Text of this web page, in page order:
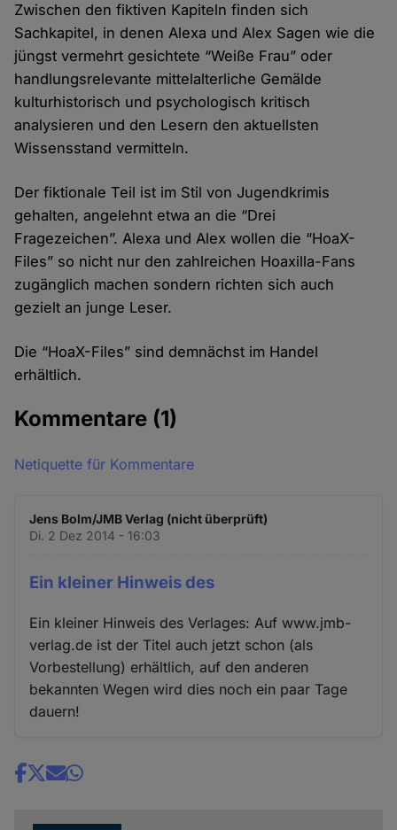
Zwischen den fiktiven Kapiteln finden sich
Sachkapitel, in denen Alexa und Alex Sagen wie die
jüngst vermehrt gesichtete “Weiße Frau” oder
handlungsrelevante mittelalterliche Gemälde
kulturhistorisch und psychologisch kritisch
analysieren und den Lesern den aktuellsten
Wissensstand vermitteln.
Der fiktionale Teil ist im Stil von Jugendkrimis
gehalten, angelehnt etwa an die “Drei
Fragezeichen”. Alexa und Alex wollen die “HoaX-
Files” so nicht nur den zahlreichen Hoaxilla-Fans
zugänglich machen sondern richten sich auch
gezielt an junge Leser.
Die “HoaX-Files” sind demnächst im Handel
erhältlich.
Kommentare (1)
Netiquette für Kommentare
Jens Bolm/JMB Verlag (nicht überprüft)
Di. 2 Dez 2014 - 16:03
Ein kleiner Hinweis des
Ein kleiner Hinweis des Verlages: Auf www.jmb-
verlag.de ist der Titel auch jetzt schon (als
Vorbestellung) erhältlich, auf den anderen
bekannten Wegen wird dies noch ein paar Tage
dauern!
Share